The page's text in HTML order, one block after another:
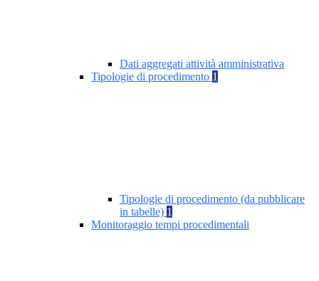
Dati aggregati attività amministrativa
Tipologie di procedimento 1
Tipologie di procedimento (da pubblicare
in tabelle) 1
Monitoraggio tempi procedimentali